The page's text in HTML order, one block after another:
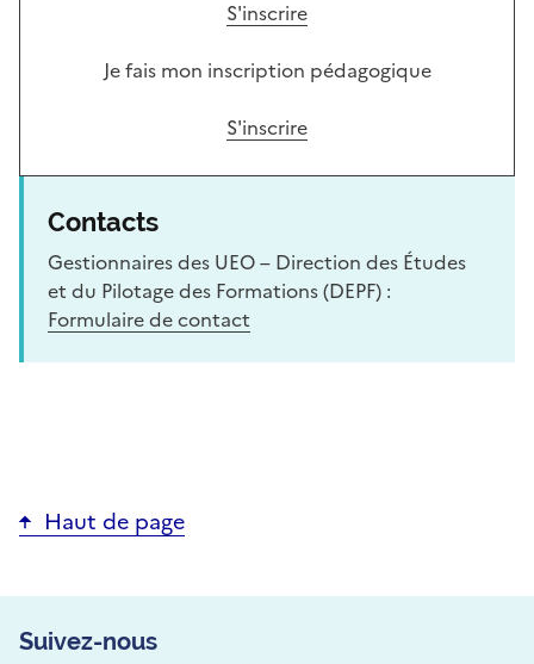
S'inscrire
Je fais mon inscription pédagogique
S'inscrire
Contacts
Gestionnaires des UEO – Direction des Études
et du Pilotage des Formations (DEPF) :
Formulaire de contact
Haut de page
Suivez-nous